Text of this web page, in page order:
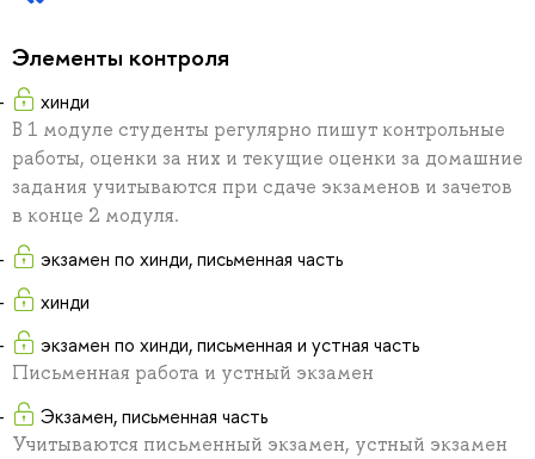
Элементы контроля
хинди
В 1 модуле студенты регулярно пишут контрольные
работы, оценки за них и текущие оценки за домашние
задания учитываются при сдаче экзаменов и зачетов
в конце 2 модуля.
экзамен по хинди, письменная часть
хинди
экзамен по хинди, письменная и устная часть
Письменная работа и устный экзамен
Экзамен, письменная часть
Учитываются письменный экзамен, устный экзамен